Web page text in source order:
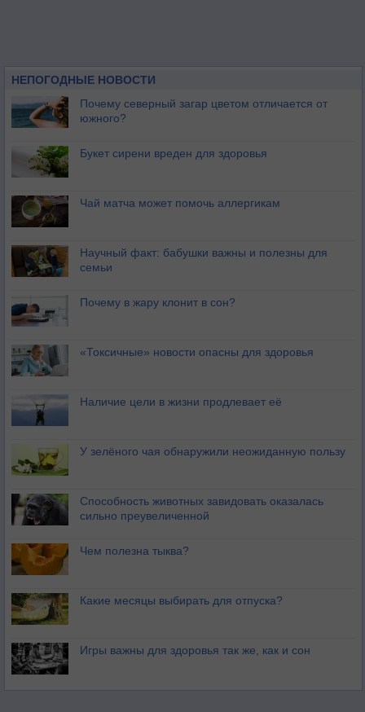
НЕПОГОДНЫЕ НОВОСТИ
Почему северный загар цветом отличается от
южного?
Букет сирени вреден для здоровья
Чай матча может помочь аллергикам
Научный факт: бабушки важны и полезны для
семьи
Почему в жару клонит в сон?
«Токсичные» новости опасны для здоровья
Наличие цели в жизни продлевает её
У зелёного чая обнаружили неожиданную пользу
Способность животных завидовать оказалась
сильно преувеличенной
Чем полезна тыква?
Какие месяцы выбирать для отпуска?
Игры важны для здоровья так же, как и сон